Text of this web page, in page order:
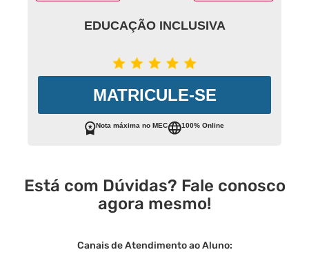
EDUCAÇÃO INCLUSIVA
MATRICULE-SE
Nota máxima no MEC 100% Online
Está com Dúvidas? Fale conosco
agora mesmo!
Canais de Atendimento ao Aluno: